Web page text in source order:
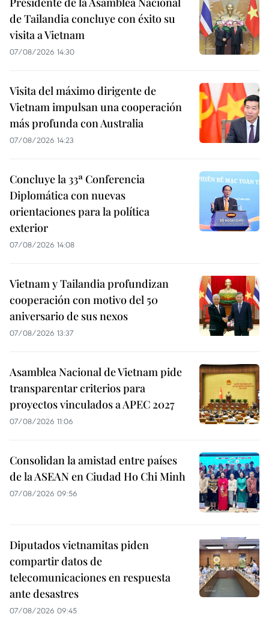
de Tailandia concluye con éxito su
visita a Vietnam
07/08/2026 14:30
Visita del máximo dirigente de
Vietnam impulsan una cooperación
más profunda con Australia
07/08/2026 14:23
Concluye la 33ª Conferencia
Diplomática con nuevas
orientaciones para la política
exterior
07/08/2026 14:08
Vietnam y Tailandia profundizan
cooperación con motivo del 50
aniversario de sus nexos
07/08/2026 13:37
Asamblea Nacional de Vietnam pide
transparentar criterios para
proyectos vinculados a APEC 2027
07/08/2026 11:06
Consolidan la amistad entre países
de la ASEAN en Ciudad Ho Chi Minh
07/08/2026 09:56
Diputados vietnamitas piden
compartir datos de
telecomunicaciones en respuesta
ante desastres
07/08/2026 09:45